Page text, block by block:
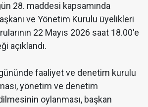
28. maddesi kapsamında
ve Yönetim Kurulu üyelikleri
22 Mayıs 2026 saat 18.00'e
açıklandı.
faaliyet ve denetim kurulu
yönetim ve denetim
oylanması, başkan